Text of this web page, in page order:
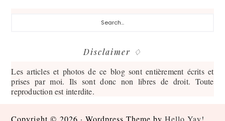
Disclaimer ♢
Les articles et photos de ce blog sont entièrement écrits et
prises par moi. Ils sont donc non libres de droit. Toute
reproduction est interdite.